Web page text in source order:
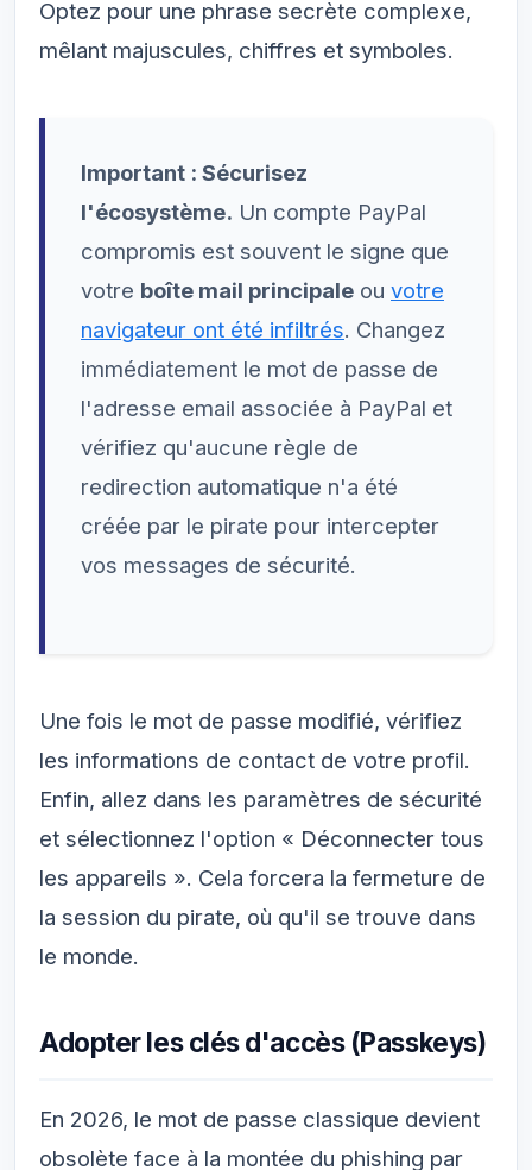
Optez pour une phrase secrète complexe,
mêlant majuscules, chiffres et symboles.
Important : Sécurisez
l'écosystème. Un compte PayPal
compromis est souvent le signe que
votre boîte mail principale ou votre
navigateur ont été infiltrés. Changez
immédiatement le mot de passe de
l'adresse email associée à PayPal et
vérifiez qu'aucune règle de
redirection automatique n'a été
créée par le pirate pour intercepter
vos messages de sécurité.
Une fois le mot de passe modifié, vérifiez
les informations de contact de votre profil.
Enfin, allez dans les paramètres de sécurité
et sélectionnez l'option « Déconnecter tous
les appareils ». Cela forcera la fermeture de
la session du pirate, où qu'il se trouve dans
le monde.
Adopter les clés d'accès (Passkeys)
En 2026, le mot de passe classique devient
obsolète face à la montée du phishing par